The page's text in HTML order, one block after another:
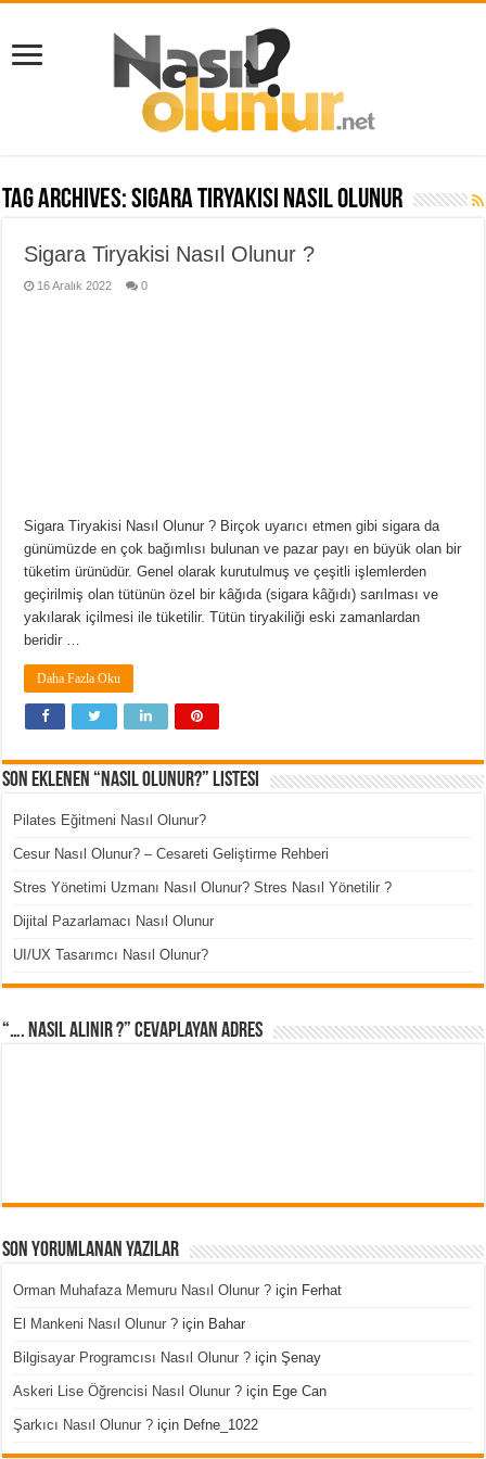
Tag Archives:Sigara Tiryakisi Nasıl Olunur
Sigara Tiryakisi Nasıl Olunur ?
16 Aralık 2022 0
Sigara Tiryakisi Nasıl Olunur ? Birçok uyarıcı etmen gibi sigara da
günümüzde en çok bağımlısı bulunan ve pazar payı en büyük olan bir
tüketim ürünüdür. Genel olarak kurutulmuş ve çeşitli işlemlerden
geçirilmiş olan tütünün özel bir kâğıda (sigara kâğıdı) sarılması ve
yakılarak içilmesi ile tüketilir. Tütün tiryakiliği eski zamanlardan
beridir …
Daha Fazla Oku
Son Eklenen “Nasıl Olunur?” Listesi
Pilates Eğitmeni Nasıl Olunur?
Cesur Nasıl Olunur? – Cesareti Geliştirme Rehberi
Stres Yönetimi Uzmanı Nasıl Olunur? Stres Nasıl Yönetilir ?
Dijital Pazarlamacı Nasıl Olunur
UI/UX Tasarımcı Nasıl Olunur?
“…. Nasıl Alınır ?” cevaplayan adres
Son Yorumlanan Yazılar
Orman Muhafaza Memuru Nasıl Olunur ? için Ferhat
El Mankeni Nasıl Olunur ? için Bahar
Bilgisayar Programcısı Nasıl Olunur ? içinŞenay
Askeri Lise Öğrencisi Nasıl Olunur ? için Ege Can
Şarkıcı Nasıl Olunur ? için Defne_1022